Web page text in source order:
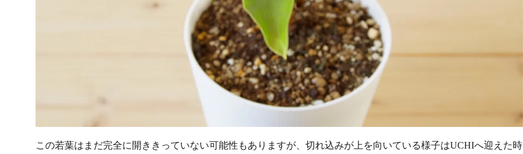
この若葉はまだ完全に開ききっていない可能性もありますが、切れ込みが上を向いている様子はUCHIへ迎えた時